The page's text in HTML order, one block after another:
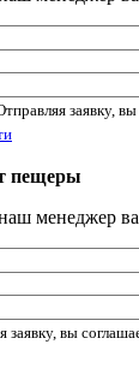
заявку,
пещеры
менеджер
заявку, вы